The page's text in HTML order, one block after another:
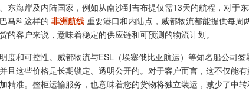
东海岸及内陆国家，例如从南沙到吉布提仅需13天的航程，对于
马科这样的 非洲航线 重要港口和内陆点，威都物流都能提供每周
的客户来说，意味着稳定的供应链和可预测的物流计划。
度和可控性。威都物流与ESL（埃塞俄比亚航运）等知名船公司
且这些价格是长期锁定、透明公开的。对于客户而言，这不仅能
精准。整柜运输服务，也意味着您的货物将独立装运，减少了中